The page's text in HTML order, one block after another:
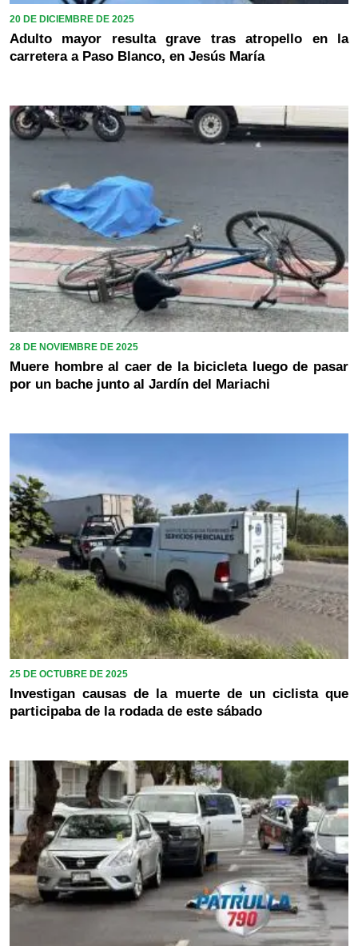
20 DE DICIEMBRE DE 2025
Adulto mayor resulta grave tras atropello en la
carretera a Paso Blanco, en Jesús María
28 DE NOVIEMBRE DE 2025
Muere hombre al caer de la bicicleta luego de pasar
por un bache junto al Jardín del Mariachi
25 DE OCTUBRE DE 2025
Investigan causas de la muerte de un ciclista que
participaba de la rodada de este sábado